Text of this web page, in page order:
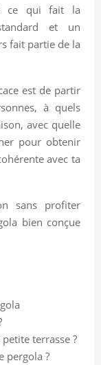
ce qui fait la
et un
fait partie de la
est de partir
à quels
avec quelle
pour obtenir
avec ta
sans profiter
bien conçue
terrasse ?
pergola ?